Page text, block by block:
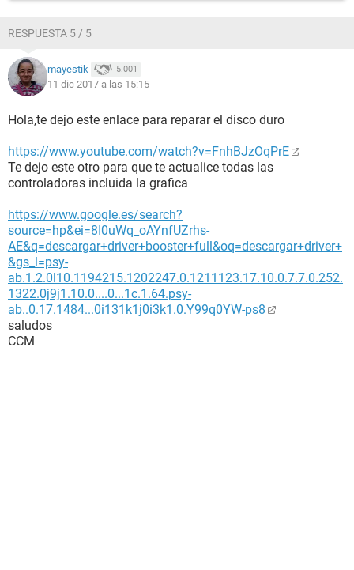
RESPUESTA 5 / 5
mayestik 5.001
11 dic 2017 a las 15:15
Hola,te dejo este enlace para reparar el disco duro
https://www.youtube.com/watch?v=FnhBJzOqPrE
Te dejo este otro para que te actualice todas las
controladoras incluida la grafica
https://www.google.es/search?
source=hp&ei=8I0uWq_oAYnfUZrhs-
AE&q=descargar+driver+booster+full&oq=descargar+driver+
&gs_l=psy-
ab.1.2.0l10.1194215.1202247.0.1211123.17.10.0.7.7.0.252.
1322.0j9j1.10.0....0...1c.1.64.psy-
ab..0.17.1484...0i131k1j0i3k1.0.Y99q0YW-ps8
saludos
CCM